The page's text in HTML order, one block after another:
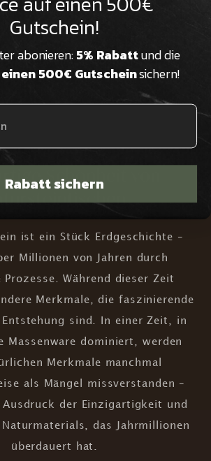
Natursteinexperten in
Generation und beraten Sie
Schönheit von
ist ein Stück Erdgeschichte –
Millionen von Jahren durch
Prozesse. Während dieser Zeit
Merkmale, die faszinierende
Entstehung sind. In einer Zeit, in
Massenware dominiert, werden
Merkmale manchmal
als Mängel missverstanden –
der Einzigartigkeit und
das Jahrmillionen
überdauert hat.
Gutschein!
abonieren:5% Rabattund die
500€ Gutscheinsichern!
Rabatt sichern